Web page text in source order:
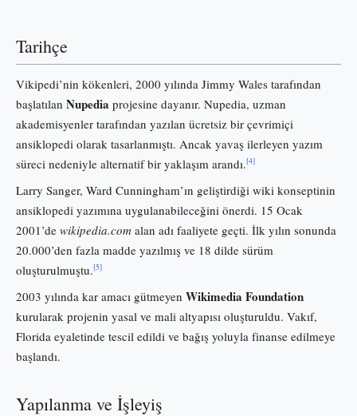
Tarihçe
Vikipedi’nin kökenleri, 2000 yılında Jimmy Wales tarafından
başlatılan Nupedia projesine dayanır. Nupedia, uzman
akademisyenler tarafından yazılan ücretsiz bir çevrimiçi
ansiklopedi olarak tasarlanmıştı. Ancak yavaş ilerleyen yazım
süreci nedeniyle alternatif bir yaklaşım arandı.[4]
Larry Sanger, Ward Cunningham’ın geliştirdiği wiki konseptinin
ansiklopedi yazımına uygulanabileceğini önerdi. 15 Ocak
2001’de wikipedia.com alan adı faaliyete geçti. İlk yılın sonunda
20.000’den fazla madde yazılmış ve 18 dilde sürüm
oluşturulmuştu.[5]
2003 yılında kar amacı gütmeyen Wikimedia Foundation
kurularak projenin yasal ve mali altyapısı oluşturuldu. Vakıf,
Florida eyaletinde tescil edildi ve bağış yoluyla finanse edilmeye
başlandı.
Yapılanma ve İşleyiş